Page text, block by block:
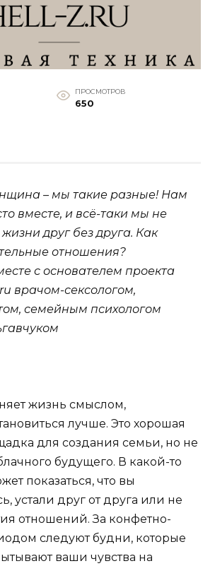
ПРОСМОТРОВ
650
– мы такие разные! Нам
вместе, и всё-таки мы не
друг без друга. Как
отношения?
с основателем проекта
врачом-сексологом,
семейным психологом
жизнь смыслом,
лучше. Это хорошая
для создания семьи, но не
будущего. В какой-то
показаться, что вы
устали друг от друга или не
отношений. За конфетно-
следуют будни, которые
ваши чувства на